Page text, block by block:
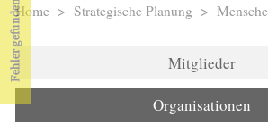
Sie sind hier
Home > Strategische Planung >
Mitglieder
Organisationen